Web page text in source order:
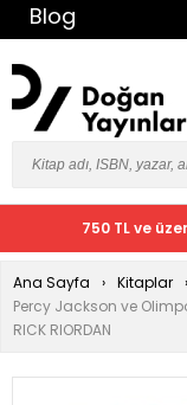
Blog
750 TL ve
Ana Sayfa Kitaplar
Percy Jackson ve
RICK RIORDAN